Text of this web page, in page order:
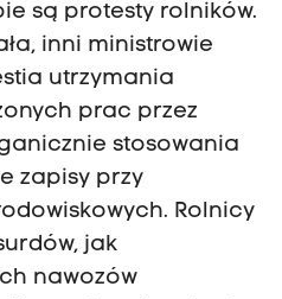
są protesty rolników.
inni ministrowie
utrzymania
prac przez
stosowania
zapisy przy
Rolnicy
jak
nawozów